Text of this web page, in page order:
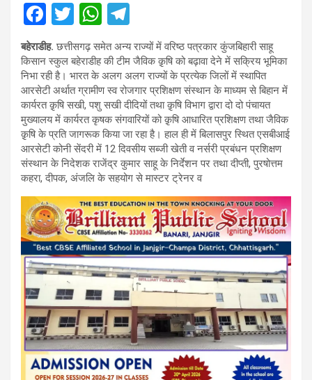
F
a
ce
b
o
o
k
T
wi
tt
er
W
h
at
s
A
p
p
el
e
gr
a
m
बहेराडीह. छत्तीसगढ़ समेत अन्य राज्यों में वरिष्ठ पत्रकार कुंजबिहारी साहू
किसान स्कुल बहेराडीह की टीम जैविक क़ृषि को बढ़ावा देने में सक्रिय भूमिका
निभा रही है। भारत के अलग अलग राज्यों के प्रत्येक जिलों में स्थापित
आरसेटी अर्थात ग्रामीण स्व रोजगार प्रशिक्षण संस्थान के माध्यम से बिहान में
कार्यरत क़ृषि सखी, पशु सखी दीदियों तथा क़ृषि विभाग द्वारा दो दो पंचायत
मुख्यालय में कार्यरत कृषक संगवारियों को क़ृषि आधारित प्रशिक्षण तथा जैविक
क़ृषि के प्रति जागरूक किया जा रहा है। हाल ही में बिलासपुर स्थित एसबीआई
आरसेटी कोनी सेंदरी में 12 दिवसीय सब्जी खेती व नर्सरी प्रबंधन प्रशिक्षण
संस्थान के निदेशक राजेंद्र कुमार साहू के निर्देशन पर तथा दीप्ती, पुरषोत्तम
कहरा, दीपक, अंजलि के सहयोग से मास्टर ट्रेनर व